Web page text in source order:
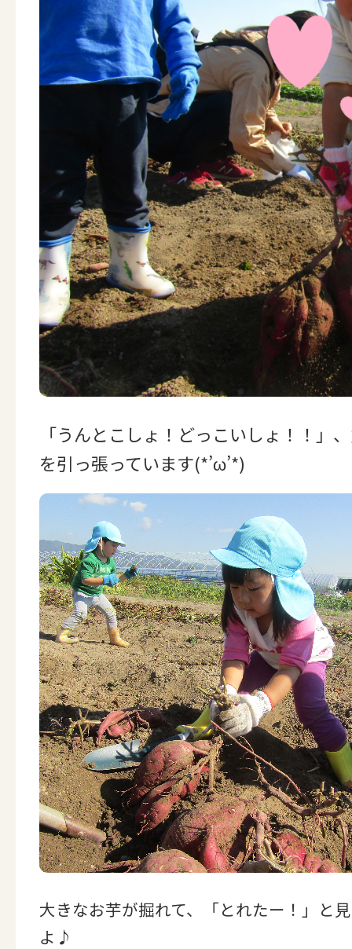
「うんとこしょ！どっこいしょ！！」
を引っ張っています(*’ω’*)
大きなお芋が掘れて、「とれたー！」と
よ♪